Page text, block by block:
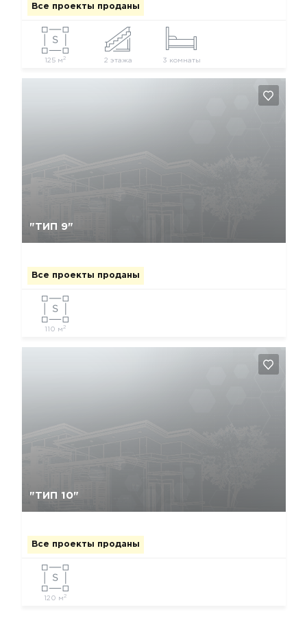
Все проекты проданы
125 м2 2 этажа 3 комнаты
"ТИП 9"
Все проекты проданы
110 м2
"ТИП 10"
Все проекты проданы
120 м 2